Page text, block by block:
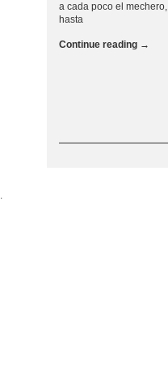
a cada poco el mechero,
hasta
Continue reading →
.